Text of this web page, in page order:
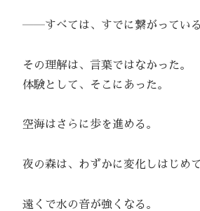
――すべては、すでに繋がっている
その理解は、言葉ではなかった。
体験として、そこにあった。
空海はさらに歩を進める。
夜の森は、わずかに変化しはじめて
遠くで水の音が強くなる。